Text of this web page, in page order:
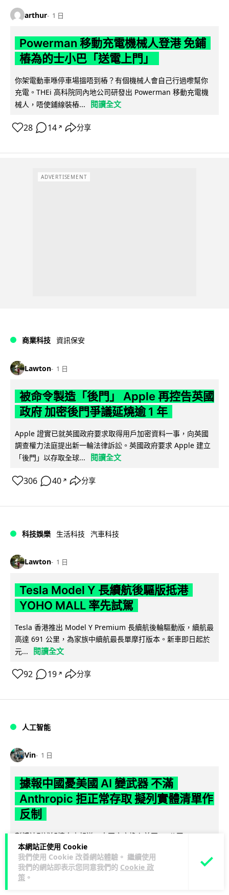
本網站正使用 Cookie
我們使用 Cookie 改善網站體驗。 繼續使用
我們的網站即表示您同意我們的 Cookie 政
策 。
arthur 1 日
Powerman 移動充電機械人登港 免鋪
樁為的士小巴「送電上門」
你架電動車喺停車場搵唔到樁？有個機械人會自己行過嚟幫你
充電。THEi 高科院同內地公司研發出 Powerman 移動充電機
械人，唔使鋪線裝樁...
閱讀全文
28 14 ↗ 分享
ADVERTISEMENT
商業科技 資訊保安
Lawton 1 日
被命令製造「後門」 Apple 再控告英國
政府 加密後門爭議延燒逾 1 年
Apple 證實已就英國政府要求取得用戶加密資料一事，向英國
調查權力法庭提出新一輪法律訴訟。英國政府要求 Apple 建立
「後門」以存取全球...
閱讀全文
306 40 ↗ 分享
科技娛樂 生活科技 汽車科技
Lawton 1 日
Tesla Model Y 長續航後驅版抵港
YOHO MALL 率先試駕
Tesla 香港推出 Model Y Premium 長續航後輪驅動版，續航最
高達 691 公里，為家族中續航最長單摩打版本。新車即日起於
元...
閱讀全文
92 19 ↗ 分享
人工智能
Vin 1 日
據報中國憂美國 AI 變武器 不滿
Anthropic 拒正常存取 擬列實體清單作
反制
彭博社引述知情人士報道，中國官方擔心美國 AI 公司
Anthropic 開發的頂級模型 Mythos 可被用作攻擊武器，正研
究反制方案。知... 閱讀全文
1